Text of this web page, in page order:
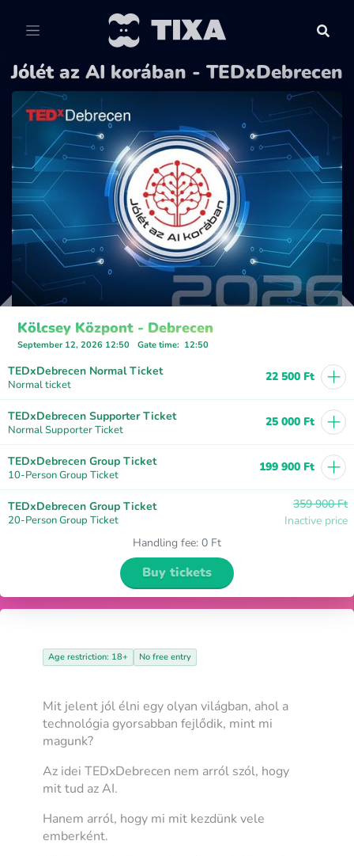
Jólét az AI korában - TEDxDebrecen
Kölcsey Központ - Debrecen
September 12, 2026 12:50 Gate time: 12:50
TEDxDebrecen Normal Ticket
Normal ticket
22 500 Ft +
TEDxDebrecen Supporter Ticket
Normal Supporter Ticket
25 000 Ft +
TEDxDebrecen Group Ticket
10-Person Group Ticket
199 900 Ft +
TEDxDebrecen Group Ticket
20-Person Group Ticket
359 900 Ft
Inactive price
Handling fee: 0 Ft
Buy tickets
Age restriction: 18+ No free entry
Mit jelent jól élni egy olyan világban, ahol a
technológia gyorsabban fejlődik, mint mi
magunk?
Az idei TEDxDebrecen nem arról szól, hogy
mit tud az AI.
Hanem arról, hogy mi mit kezdünk vele
emberként.